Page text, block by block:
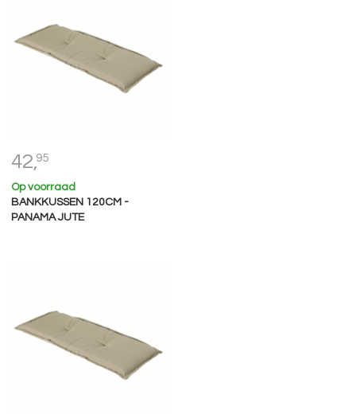
42,95
Op voorraad
BANKKUSSEN 120CM -
PANAMA JUTE